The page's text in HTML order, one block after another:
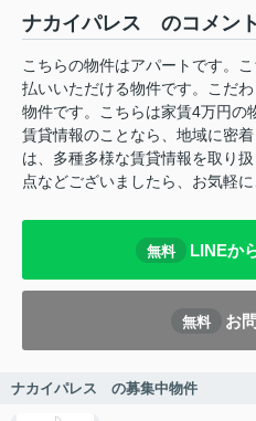
ナカイパレス のコメン
こちらの物件はアパートです。
払いいただける物件です。こだ
物件です。こちらは家賃4万円の
賃貸情報のことなら、地域に密
は、多種多様な賃貸情報を取り
点などございましたら、お気軽に
無料 LINEか
無料 お
ナカイパレス の募集中物件